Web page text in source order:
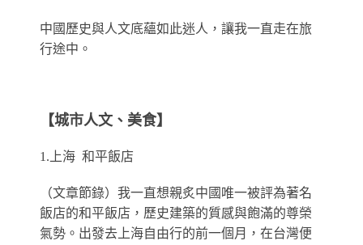
中國歷史與人文底蘊如此迷人，讓我一直走在旅
行途中。
【城市人文、美食】
1.上海 和平飯店
（文章節錄） 我一直想親炙中國唯一被評為著名
飯店的和平飯店，歷史建築的質感與飽滿的尊榮
氣勢。出發去上海自由行的前一個月，在台灣便